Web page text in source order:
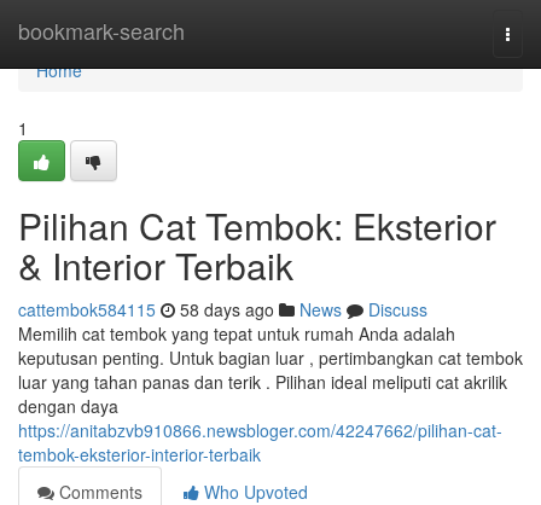
bookmark-search
Home
Home
1
Pilihan Cat Tembok: Eksterior
& Interior Terbaik
cattembok584115 58 days ago News
Discuss
Memilih cat tembok yang tepat untuk rumah Anda adalah
keputusan penting. Untuk bagian luar , pertimbangkan cat tembok
luar yang tahan panas dan terik . Pilihan ideal meliputi cat akrilik
dengan daya
https://anitabzvb910866.newsbloger.com/42247662/pilihan-cat-
tembok-eksterior-interior-terbaik
Comments
Who Upvoted